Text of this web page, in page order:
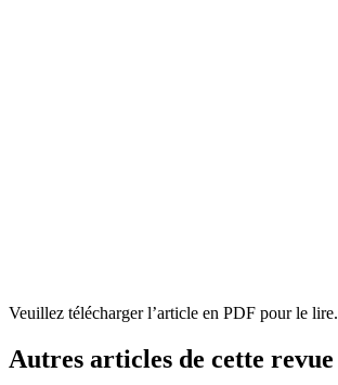
Veuillez télécharger l’article en PDF pour le lire.
Autres articles de cette revue